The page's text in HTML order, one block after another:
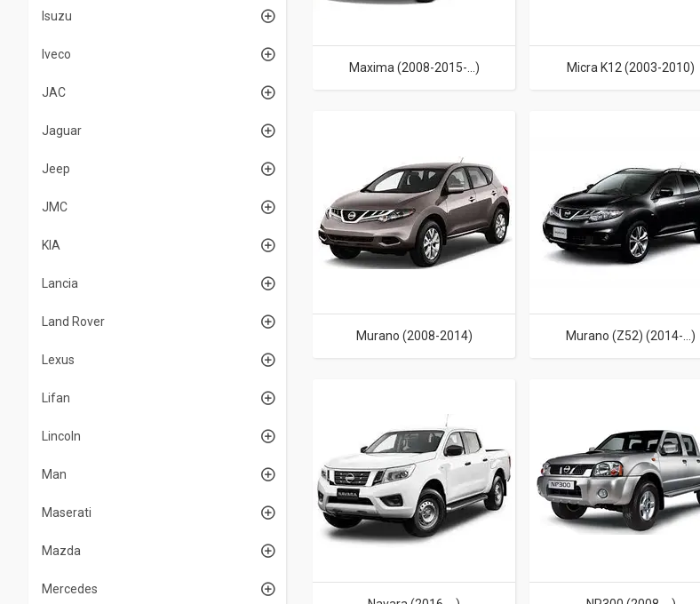
Maxima (2008-2015-...) Micra K12 (2003-2010)
Murano (2008-2014) Murano (Z52) (2014-...)
Isuzu
Iveco
JAC
Jaguar
Jeep
JMC
KIA
Lancia
Land Rover
Lexus
Lifan
Lincoln
Man
Maserati
Mazda
Mercedes